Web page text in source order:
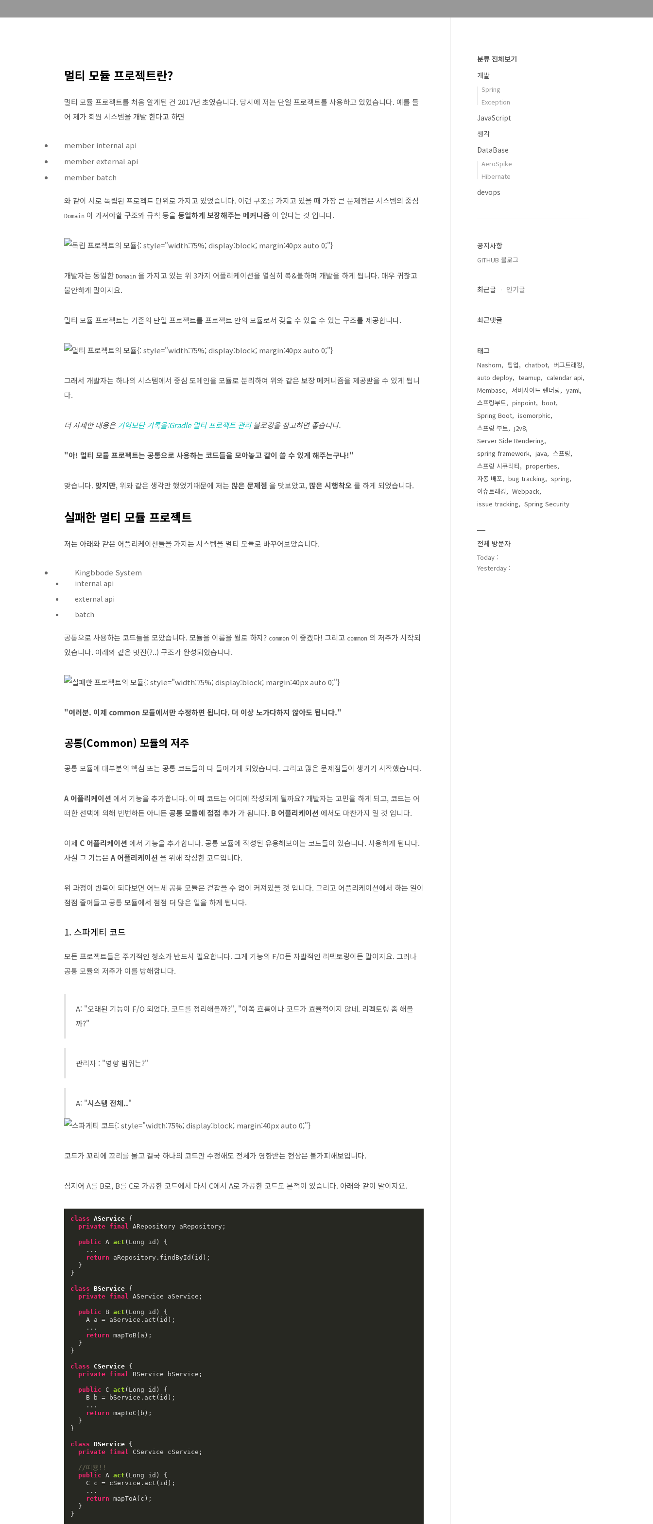
멀티 모듈 프로젝트란?
멀티 모듈 프로젝트를 처음 알게된 건 2017년 초였습니다. 당시에 저는 단일 프로젝트를 사용하고 있었습니다. 예를 들
어 제가 회원 시스템을 개발 한다고 하면
member internal api
member external api
member batch
와 같이 서로 독립된 프로젝트 단위로 가지고 있었습니다. 이런 구조를 가지고 있을 때 가장 큰 문제점은 시스템의 중심
Domain 이 가져야할 구조와 규칙 등을 동일하게 보장해주는 메커니즘 이 없다는 것 입니다.
{: style="width:75%; display:block; margin:40px auto 0;"}
개발자는 동일한 Domain 을 가지고 있는 위 3가지 어플리케이션을 열심히 복&붙하며 개발을 하게 됩니다. 매우 귀찮고
불안하게 말이지요.
멀티 모듈 프로젝트는 기존의 단일 프로젝트를 프로젝트 안의 모듈로서 갖을 수 있을 수 있는 구조를 제공합니다.
{: style="width:75%; display:block; margin:40px auto 0;"}
그래서 개발자는 하나의 시스템에서 중심 도메인을 모듈로 분리하여 위와 같은 보장 메커니즘을 제공받을 수 있게 됩니
다.
더 자세한 내용은 기억보단 기록을:Gradle 멀티 프로젝트 관리블로깅을 참고하면 좋습니다.
"아! 멀티 모듈 프로젝트는 공통으로 사용하는 코드들을 모아놓고 같이 쓸 수 있게 해주는구나!"
맞습니다. 맞지만, 위와 같은 생각만 했었기때문에 저는 많은 문제점 을 맛보았고, 많은 시행착오를 하게 되었습니다.
실패한 멀티 모듈 프로젝트
저는 아래와 같은 어플리케이션들을 가지는 시스템을 멀티 모듈로 바꾸어보았습니다.
Kingbbode System
internal api
external api
batch
공통으로 사용하는 코드들을 모았습니다. 모듈을 이름을 뭘로 하지? common 이 좋겠다! 그리고 common 의 저주가 시작되
었습니다. 아래와 같은 멋진(?..) 구조가 완성되었습니다.
{: style="width:75%; display:block; margin:40px auto 0;"}
"여러분. 이제 common 모듈에서만 수정하면 됩니다. 더 이상 노가다하지 않아도 됩니다."
공통(Common) 모듈의 저주
공통 모듈에 대부분의 핵심 또는 공통 코드들이 다 들어가게 되었습니다. 그리고 많은 문제점들이 생기기 시작했습니다.
A 어플리케이션 에서 기능을 추가합니다. 이 때 코드는 어디에 작성되게 될까요? 개발자는 고민을 하게 되고, 코드는 어
떠한 선택에 의해 빈번하든 아니든 공통 모듈에 점점 추가가 됩니다. B 어플리케이션 에서도 마찬가지 일 것 입니다.
이제 C 어플리케이션 에서 기능을 추가합니다. 공통 모듈에 작성된 유용해보이는 코드들이 있습니다. 사용하게 됩니다.
사실 그 기능은 A 어플리케이션 을 위해 작성한 코드입니다.
위 과정이 반복이 되다보면 어느세 공통 모듈은 걷잡을 수 없이 커져있을 것 입니다. 그리고 어플리케이션에서 하는 일이
점점 줄어들고 공통 모듈에서 점점 더 많은 일을 하게 됩니다.
1. 스파게티 코드
모든 프로젝트들은 주기적인 청소가 반드시 필요합니다. 그게 기능의 F/O든 자발적인 리펙토링이든 말이지요. 그러나
공통 모듈의 저주가 이를 방해합니다.
A: "오래된 기능이 F/O 되었다. 코드를 정리해볼까?", "이쪽 흐름이나 코드가 효율적이지 않네. 리펙토링 좀 해볼
까?"
관리자 : "영향 범위는?"
A: "시스템 전체.."
{: style="width:75%; display:block; margin:40px auto 0;"}
코드가 꼬리에 꼬리를 물고 결국 하나의 코드만 수정해도 전체가 영향받는 현상은 불가피해보입니다.
심지어 A를 B로, B를 C로 가공한 코드에서 다시 C에서 A로 가공한 코드도 본적이 있습니다. 아래와 같이 말이지요.
class AService {
private final ARepository aRepository;
public A act (Long id)
{
return aRepository.findById(id);
}
class BService {
private final AService aService;
public B act (Long id)
{
return mapToB(a);
}
class CService {
private final BService bService;
public C act (Long id)
{
return mapToC(b);
}
class DService {
private final CService cService;
//띠용!!
public A act (Long id)
{
return mapToA(c);
}
분류 전체보기
개발
Spring
Exception
JavaScript
생각
DataBase
AeroSpike
Hibernate
devops
공지사항
GITHUB 블로그
최근글 인기글
최근댓글
태그
Nashorn 팀업 chatbot
버그트래킹
auto deploy
teamup
calendar api
Membase
서버사이드 렌더링
yaml
스프링부트
pinpoint
boot
Spring Boot
isomorphic
스프링 부트
j2v8
Server Side Rendering
spring framework
java
스프링
스프링 시큐리티
properties
자동 배포
bug tracking
spring
이슈트래킹
Webpack
issue tracking
Spring Security
전체 방문자
Today :
Yesterday :